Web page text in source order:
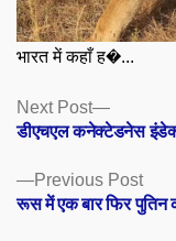
भारत में कहाँ ह�...
Posts
navigation
Previous Post
रूस में एक बार फिर पुतिन
Next Post
Next
post:
डीएचएल कनेक्टेडनेस